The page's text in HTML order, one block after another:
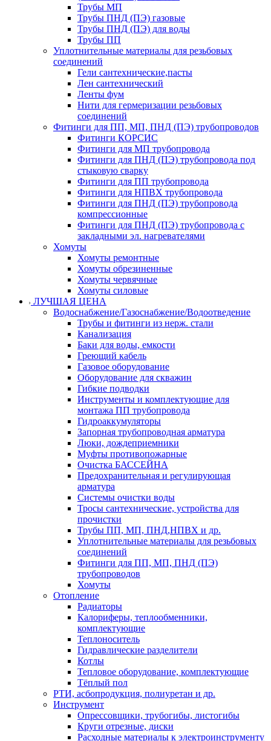
Трубы МП
Трубы ПНД (ПЭ) газовые
Трубы ПНД (ПЭ) для воды
Трубы ПП
Уплотнительные материалы для резьбовых
соединений
Гели сантехнические,пасты
Лен сантехнический
Ленты фум
Нити для гермеризации резьбовых
соединений
Фитинги для ПП, МП, ПНД (ПЭ) трубопроводов
Фитинги КОРСИС
Фитинги для МП трубопровода
Фитинги для ПНД (ПЭ) трубопровода под
стыковую сварку
Фитинги для ПП трубопровода
Фитинги для НПВХ трубопровода
Фитинги для ПНД (ПЭ) трубопровода
компрессионные
Фитинги для ПНД (ПЭ) трубопровода с
закладными эл. нагревателями
Хомуты
Хомуты ремонтные
Хомуты обрезиненные
Хомуты червячные
Хомуты силовые
ЛУЧШАЯ ЦЕНА
Водоснабжение/Газоснабжение/Водоотведение
Трубы и фитинги из нерж. стали
Канализация
Баки для воды, емкости
Греющий кабель
Газовое оборудование
Оборудование для скважин
Гибкие подводки
Инструменты и комплектующие для
монтажа ПП трубопровода
Гидроаккумуляторы
Запорная трубопроводная арматура
Люки, дождеприемники
Муфты противопожарные
Очистка БАССЕЙНА
Предохранительная и регулирующая
арматура
Системы очистки воды
Тросы сантехнические, устройства для
прочистки
Трубы ПП, МП, ПНД,НПВХ и др.
Уплотнительные материалы для резьбовых
соединений
Фитинги для ПП, МП, ПНД (ПЭ)
трубопроводов
Хомуты
Отопление
Радиаторы
Калориферы, теплообменники,
комплектующие
Теплоноситель
Гидравлические разделители
Котлы
Тепловое оборудование, комплектующие
Тёплый пол
РТИ, асбопродукция, полиуретан и др.
Инструмент
Опрессовщики, трубогибы, листогибы
Круги отрезные, диски
Расходные материалы к электроинструменту